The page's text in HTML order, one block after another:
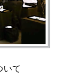
いて